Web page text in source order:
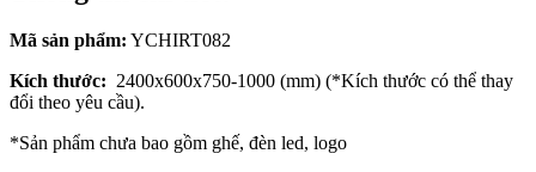
Mã sản phẩm: YCHIRT082
Kích thước: 2400x600x750-1000 (mm) (*Kích thước có thể thay
đổi theo yêu cầu).
*Sản phẩm chưa bao gồm ghế, đèn led, logo